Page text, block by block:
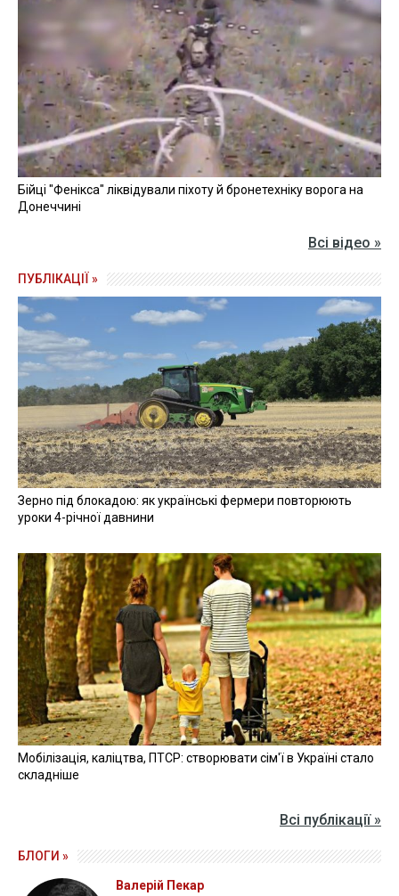
Бійці "Фенікса" ліквідували піхоту й бронетехніку ворога на
Донеччині
Всі відео »
ПУБЛІКАЦІЇ »
Зерно під блокадою: як українські фермери повторюють
уроки 4-річної давнини
Мобілізація, каліцтва, ПТСР: створювати сім'ї в Україні стало
складніше
Всі публікації »
БЛОГИ »
Валерій Пекар